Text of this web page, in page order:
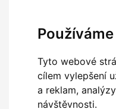
Tyto webové
cílem vylepšení
a reklam,
návštěvnosti.